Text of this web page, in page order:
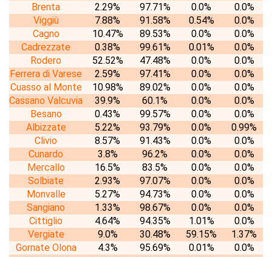
Brenta
2.29% 97.71% 0.0%
0.0%
Viggiù
7.88% 91.58% 0.54%
0.0%
Cagno
10.47% 89.53% 0.0%
0.0%
Cadrezzate
0.38% 99.61% 0.01%
0.0%
Rodero
52.52% 47.48% 0.0%
0.0%
Ferrera di Varese
2.59% 97.41% 0.0%
0.0%
Cuasso al Monte
10.98% 89.02% 0.0%
0.0%
Cassano Valcuvia
39.9% 60.1% 0.0%
0.0%
Besano
0.43% 99.57% 0.0%
0.0%
Albizzate
5.22% 93.79% 0.0%
0.99%
Clivio
8.57% 91.43% 0.0%
0.0%
Cunardo
3.8% 96.2% 0.0%
0.0%
Mercallo
16.5% 83.5% 0.0%
0.0%
Solbiate
2.93% 97.07% 0.0%
0.0%
Monvalle
5.27% 94.73% 0.0%
0.0%
Sangiano
1.33% 98.67% 0.0%
0.0%
Cittiglio
4.64% 94.35% 1.01%
0.0%
Vergiate
9.0% 30.48% 59.15%
1.37%
Gornate Olona
4.3% 95.69% 0.01%
0.0%